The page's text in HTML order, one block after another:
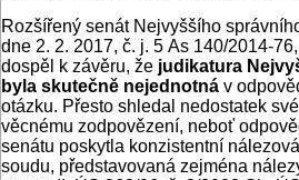
Rozšířený senát Nejvyššího
dne 2. 2. 2017, č. j. 5 As 140/2014-
dospěl k závěru, že judikatura
byla skutečně nejednotná v
otázku. Přesto shledal nedostatek
věcnému zodpovězení, neboť
senátu poskytla konzistentní
soudu, představovaná zejména